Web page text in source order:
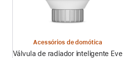
Acessórios de domótica
Válvula de radiador inteligente Eve